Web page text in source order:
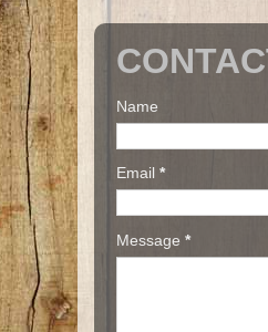
Name
Email *
Message *